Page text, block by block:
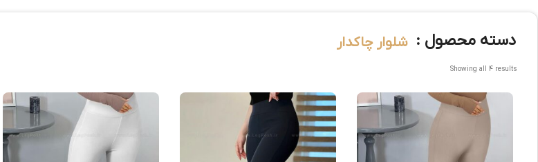
دسته محصول : شلوار چاکدار
Showing all 4 results